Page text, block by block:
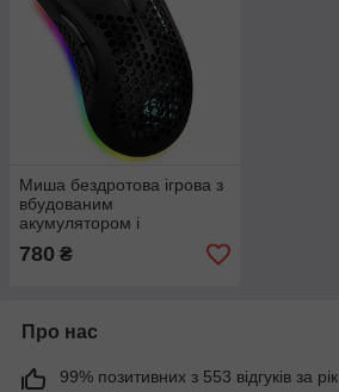
Миша бездротова ігрова з
вбудованим
акумулятором і
підсвічуванням RGB Light
2,4G BM600 Чорний
780 ₴
Про нас
99% позитивних з 553 відгуків за рік